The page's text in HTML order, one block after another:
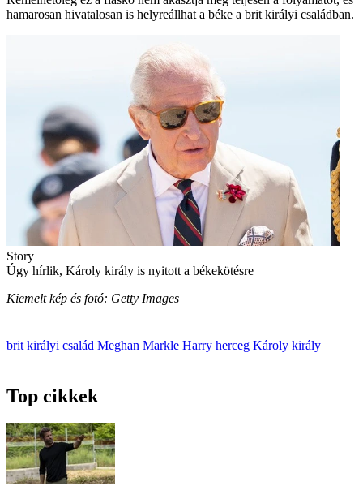
hamarosan hivatalosan is helyreállhat a béke a brit királyi családban.
Story
Úgy hírlik, Károly király is nyitott a békekötésre
Kiemelt kép és fotó: Getty Images
brit királyi család Meghan Markle Harry herceg Károly király
Top cikkek